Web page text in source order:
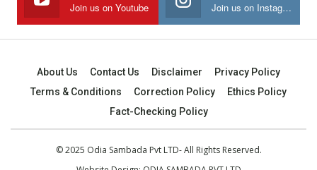
Join us on Youtube Join us on Instagram
About Us Contact Us Disclaimer
Privacy Policy
Terms & Conditions
Correction Policy
Ethics Policy
Fact-Checking Policy
© 2025 Odia Sambada Pvt LTD- All Rights Reserved.